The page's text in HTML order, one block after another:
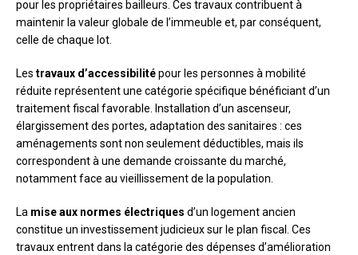
pour les propriétaires bailleurs. Ces travaux contribuent à
maintenir la valeur globale de l’immeuble et, par conséquent,
celle de chaque lot.
Les travaux d’accessibilitépour les personnes à mobilité
réduite représentent une catégorie spécifique bénéficiant d’un
traitement fiscal favorable. Installation d’un ascenseur,
élargissement des portes, adaptation des sanitaires : ces
aménagements sont non seulement déductibles, mais ils
correspondent à une demande croissante du marché,
notamment face au vieillissement de la population.
La mise aux normes électriques d’un logement ancien
constitue un investissement judicieux sur le plan fiscal. Ces
travaux entrent dans la catégorie des dépenses d’amélioration